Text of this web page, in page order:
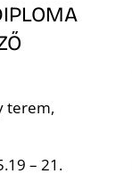
terem,
– 21.